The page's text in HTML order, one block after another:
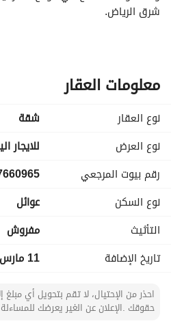
شرق الرياض.
• على بُعد دقائق من محطة المترو
• مفروشة بالكامل بأثاث حديث وعصري
• إنترنت عالي السرعة
• دخول ذكي
• مواقف خاصة
• خدمة تنظيف حسب الطلب
ما
معلومات العقار
نوع العقار
شقة
نوع العرض
للايجار
رقم بيوت المرجعي
نوع السكن
عوائل
التأثيث
مفروش
تاريخ الإضافة
11 مارس 2026
احذر من الإحتيال، لا تقم بتحويل أي مبلغ
حقوقك .الإعلان عن الغير يعرضك للمساءلة